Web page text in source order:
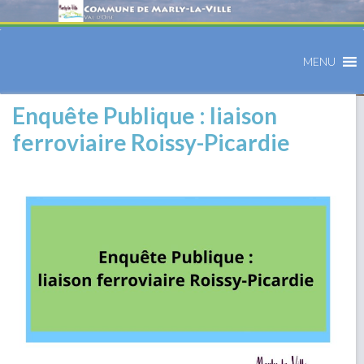
MENU
Enquête Publique : liaison
ferroviaire Roissy-Picardie